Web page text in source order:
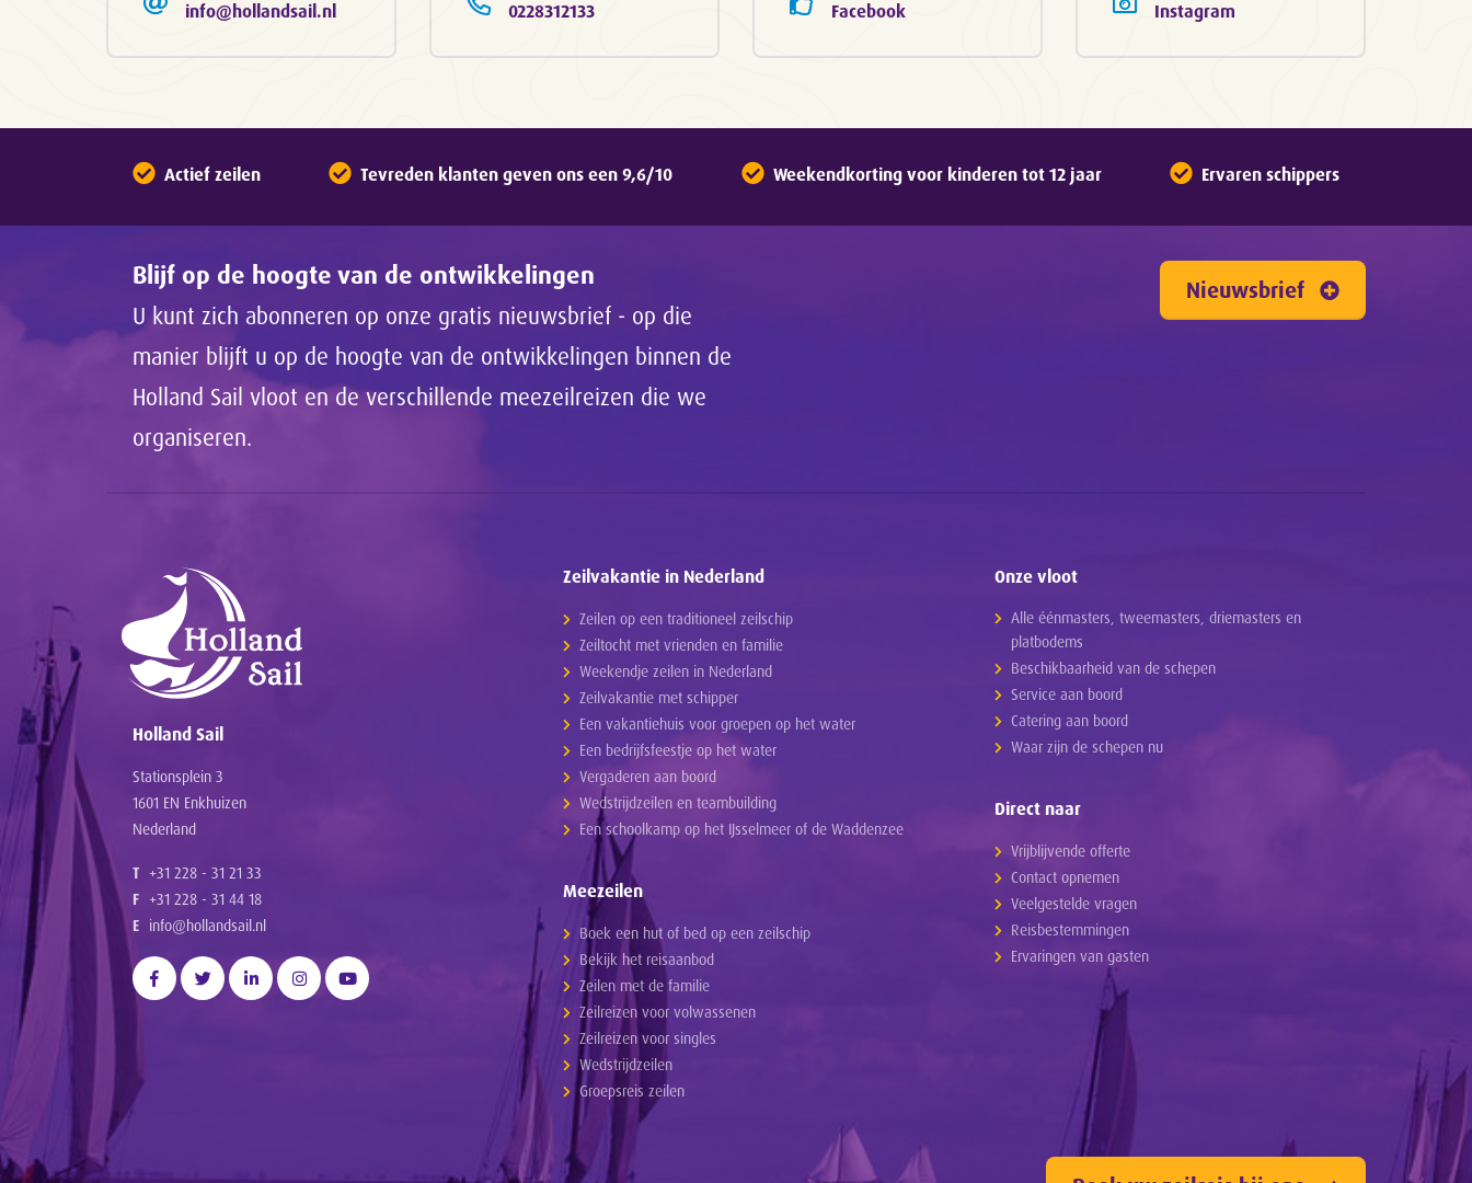
info@hollandsail.nl
0228312133
Facebook
Instagram
Actief zeilen Tevreden klanten geven ons een 9,6/10 Weekendkorting voor kinderen tot 12 jaar Ervaren schippers
Blijf op de hoogte van de ontwikkelingen
U kunt zich abonneren op onze gratis nieuwsbrief - op die
manier blijft u op de hoogte van de ontwikkelingen binnen de
Holland Sail vloot en de verschillende meezeilreizen die we
organiseren.
Nieuwsbrief
Holland Sail
Stationsplein 3
1601 EN Enkhuizen
Nederland
T +31 228 - 31 21 33
F +31 228 - 31 44 18
E info@hollandsail.nl
Zeilvakantie in Nederland
Zeilen op een traditioneel zeilschip
Zeiltocht met vrienden en familie
Weekendje zeilen in Nederland
Zeilvakantie met schipper
Een vakantiehuis voor groepen op het water
Een bedrijfsfeestje op het water
Vergaderen aan boord
Wedstrijdzeilen en teambuilding
Een schoolkamp op het IJsselmeer of de Waddenzee
Meezeilen
Boek een hut of bed op een zeilschip
Bekijk het reisaanbod
Zeilen met de familie
Zeilreizen voor volwassenen
Zeilreizen voor singles
Wedstrijdzeilen
Groepsreis zeilen
Onze vloot
Alle éénmasters, tweemasters, driemasters en
platbodems
Beschikbaarheid van de schepen
Service aan boord
Catering aan boord
Waar zijn de schepen nu
Direct naar
Vrijblijvende offerte
Contact opnemen
Veelgestelde vragen
Reisbestemmingen
Ervaringen van gasten